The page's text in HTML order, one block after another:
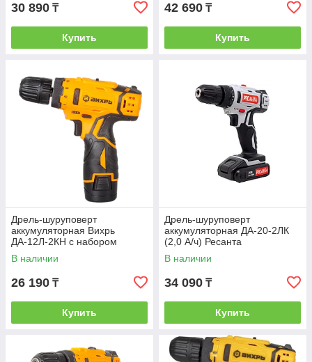
30 890 ₸
Купить
42 690 ₸
Купить
Дрель-шуруповерт
аккумуляторная Вихрь
ДА-12Л-2КН с набором
инструментов
В наличии
26 190 ₸
Купить
Дрель-шуруповерт
аккумуляторная ДА-20-2ЛК
(2,0 А/ч) Ресанта
В наличии
34 090 ₸
Купить